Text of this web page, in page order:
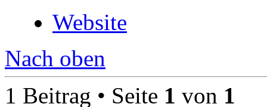
Website
Nach oben
1 Beitrag • Seite 1 von 1